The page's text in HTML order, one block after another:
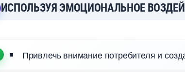
ИСПОЛЬЗУЯ ЭМОЦИОНАЛЬНОЕ
Привлечь внимание потребителя и